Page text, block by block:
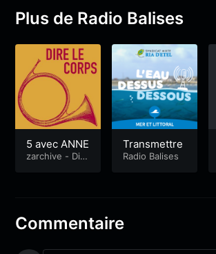
Plus de Radio Balises
5 avec ANNE
zarchive - Dire
Transmettre
Radio Balises
Commentaire